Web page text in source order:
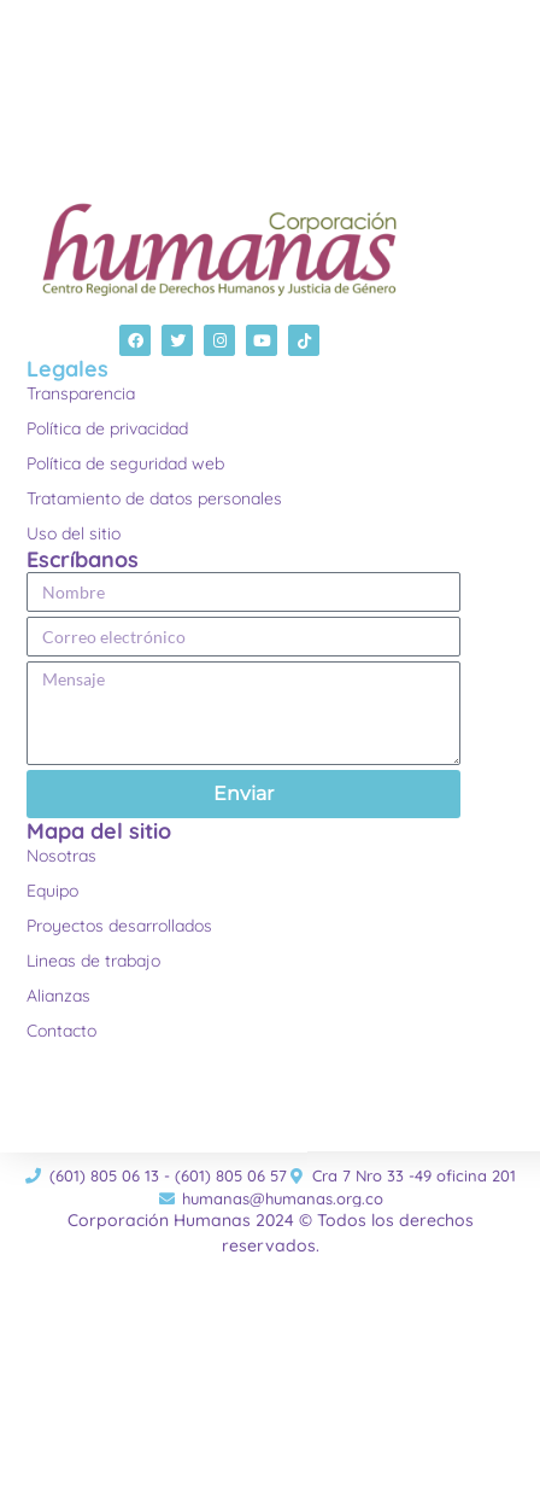
Legales
Transparencia
Política de privacidad
Política de seguridad web
Tratamiento de datos personales
Uso del sitio
Escríbanos
Enviar
Mapa del sitio
Nosotras
Equipo
Proyectos desarrollados
Lineas de trabajo
Alianzas
Contacto
(601) 805 06 13 - (601) 805 06 57
Cra 7 Nro 33 -49 oficina 201
humanas@humanas.org.co
Corporación Humanas 2024 © Todos los derechos
reservados.